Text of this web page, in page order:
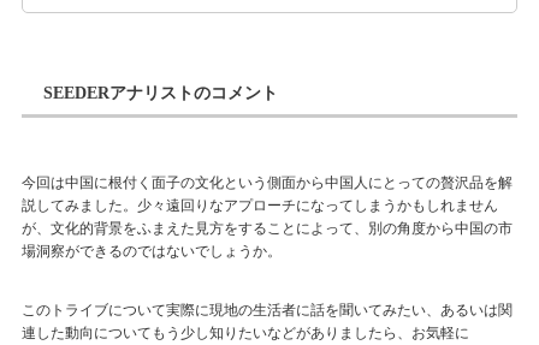
SEEDERアナリストのコメント
今回は中国に根付く面子の文化という側面から中国人にとっての贅沢品を解
説してみました。少々遠回りなアプローチになってしまうかもしれません
が、文化的背景をふまえた見方をすることによって、別の角度から中国の市
場洞察ができるのではないでしょうか。
このトライブについて実際に現地の生活者に話を聞いてみたい、あるいは関
連した動向についてもう少し知りたいなどがありましたら、お気軽に